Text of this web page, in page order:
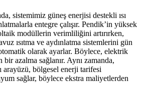
sistemimiz güneş enerjisi destekli ısı
entegre çalışır. Pendik’in yüksek
modüllerin verimliliğini artırırken,
ısıtma ve aydınlatma sistemlerini gün
olarak ayarlar. Böylece, elektrik
azalma sağlanır. Aynı zamanda,
bölgesel enerji tarifesi
sağlar, böylece ekstra maliyetlerden